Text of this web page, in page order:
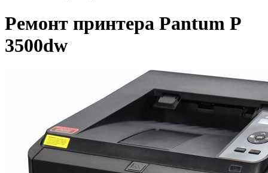
Ремонт принтера Pantum P
3500dw